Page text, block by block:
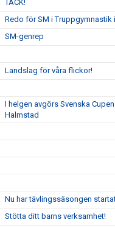
TACK!
Redo för SM i Truppgymnastik
SM-genrep
Landslag för våra flickor!
I helgen avgörs Svenska
Halmstad
Nu har tävlingssäsongen
Stötta ditt barns verksamhet!